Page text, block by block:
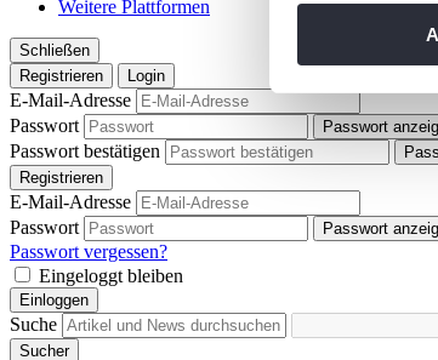
Wir verwenden
und die Zugriffe
Weitere Plattformen
Schließen
Registrieren
Login
E-Mail-Adresse
Passwort
Passwort
Passwort bestätigen
Registrieren
E-Mail-Adresse
Passwort
Passwort
Passwort vergessen?
Eingeloggt bleiben
Einloggen
Suche
Sucher